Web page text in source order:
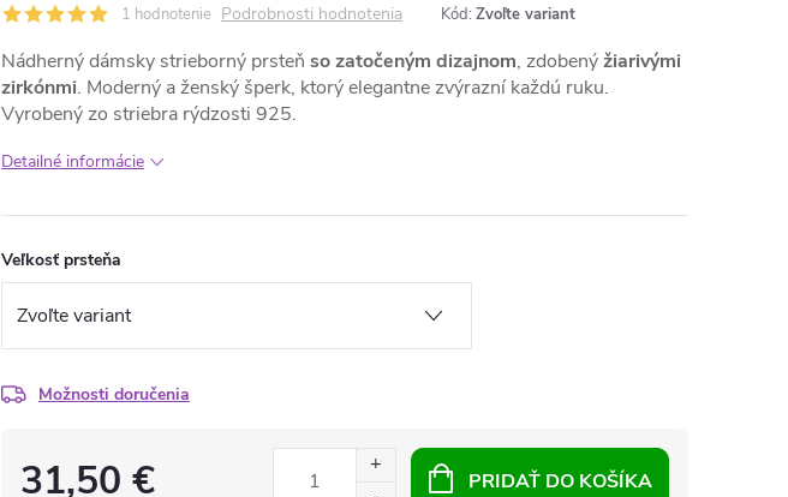
1 hodnotenie Podrobnosti hodnotenia Kód: Zvoľte variant
Nádherný dámsky strieborný prsteň so zatočeným dizajnom, zdobenýžiarivými
zirkónmi. Moderný a ženský šperk, ktorý elegantne zvýrazní každú ruku.
Vyrobený zo striebra rýdzosti 925.
Detailné informácie
Veľkosť prsteňa
Možnosti doručenia
31,50 € PRIDAŤ DO KOŠÍKA